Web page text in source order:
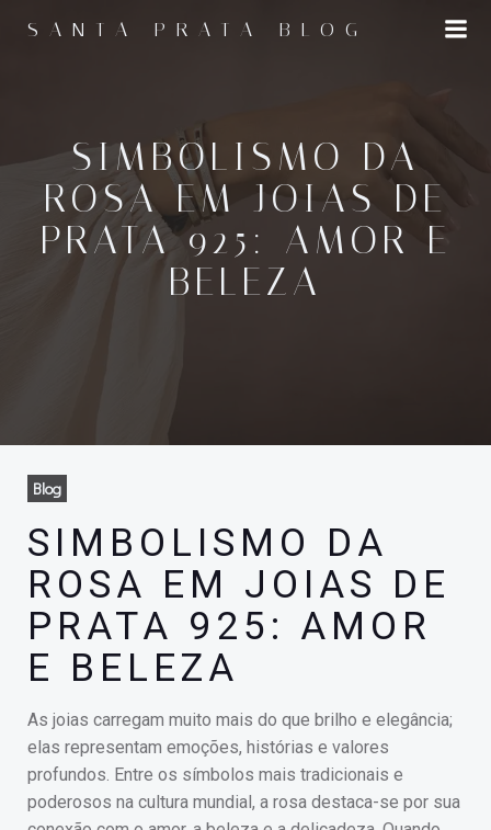
para
SANTA PRATA BLOG
SIMBOLISMO DA
ROSA EM JOIAS DE
PRATA 925: AMOR E
BELEZA
Blog
SIMBOLISMO DA
ROSA EM JOIAS DE
PRATA 925: AMOR
E BELEZA
As joias carregam muito mais do que brilho e elegância;
elas representam emoções, histórias e valores
profundos. Entre os símbolos mais tradicionais e
poderosos na cultura mundial, a rosa destaca-se por sua